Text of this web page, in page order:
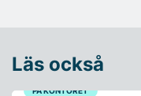
Läs också
PÅ KONTORET